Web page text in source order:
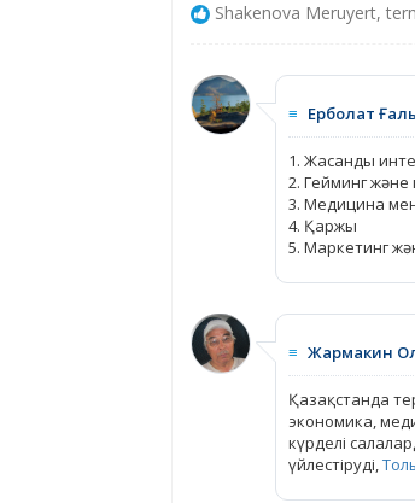
Shakenova Meruyert,
≡ Ерболат
1. Жасанды
2. Гейминг
3. Медицина
4. Қаржы
5. Маркетинг
≡ Жармакин
Қазақстанда
экономика,
күрделі
үйлестіруді,